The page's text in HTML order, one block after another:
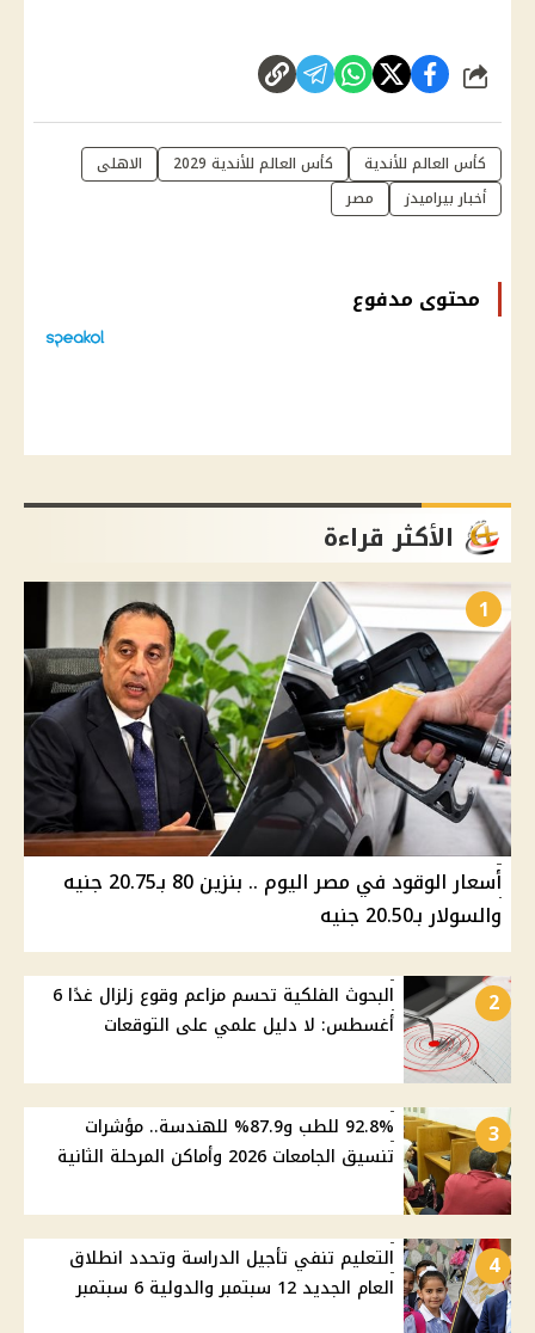
شارك
كأس العالم للأندية كأس العالم للأندية 2029
الاهلى
أخبار بيراميدز
مصر
محتوى مدفوع
الأكثر قراءة
1
أسعار الوقود في مصر اليوم .. بنزين 80 بـ20.75 جنيه
والسولار بـ20.50 جنيه
2
البحوث الفلكية تحسم مزاعم وقوع زلزال غدًا 6
أغسطس: لا دليل علمي على التوقعات
3
92.8% للطب و87.9% للهندسة.. مؤشرات
تنسيق الجامعات 2026 وأماكن المرحلة الثانية
4
التعليم تنفي تأجيل الدراسة وتحدد انطلاق
العام الجديد 12 سبتمبر والدولية 6 سبتمبر